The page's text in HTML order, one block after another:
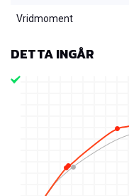
Vridmoment
DETTA INGÅR